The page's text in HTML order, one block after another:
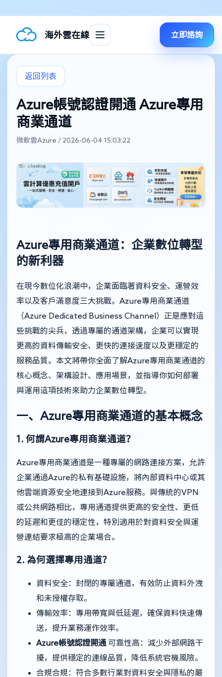
海外雲在線 立即諮詢
返回列表
Azure帳號認證開通 Azure專用
商業通道
微軟雲Azure / 2026-06-04 15:03:22
Azure專用商業通道：企業數位轉型
的新利器
在現今數位化浪潮中，企業面臨著資料安全、運營效
率以及客戶滿意度三大挑戰。Azure專用商業通道
（Azure Dedicated Business Channel）正是應對這
些挑戰的尖兵，透過專屬的通道架構，企業可以實現
更高的資料傳輸安全、更快的連接速度以及更穩定的
服務品質。本文將帶你全面了解Azure專用商業通道的
核心概念、架構設計、應用場景，並指導你如何部署
與運用這項技術來助力企業數位轉型。
一、Azure專用商業通道的基本概念
1. 何謂Azure專用商業通道？
Azure專用商業通道是一種專屬的網路連接方案，允許
企業通過Azure的私有基礎設施，將內部資料中心或其
他雲端資源安全地連接到Azure服務。與傳統的VPN
或公共網路相比，專用通道提供更高的安全性、更低
的延遲和更佳的穩定性，特別適用於對資料安全與運
營連結要求極高的企業場合。
2. 為何選擇專用通道？
資料安全：封閉的專屬通道，有效防止資料外洩
和未授權存取。
傳輸效率：專用帶寬與低延遲，確保資料快速傳
送，提升業務運作效率。
Azure帳號認證開通 可靠性高：減少外部網路干
擾，提供穩定的連線品質，降低系統宕機風險。
合規合規：符合多數行業對資料安全與隱私的嚴